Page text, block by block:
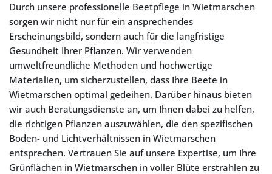
Durch unsere professionelle Beetpflege in Wietmarschen
sorgen wir nicht nur für ein ansprechendes
Erscheinungsbild, sondern auch für die langfristige
Gesundheit Ihrer Pflanzen. Wir verwenden
umweltfreundliche Methoden und hochwertige
Materialien, um sicherzustellen, dass Ihre Beete in
Wietmarschen optimal gedeihen. Darüber hinaus bieten
wir auch Beratungsdienste an, um Ihnen dabei zu helfen,
die richtigen Pflanzen auszuwählen, die den spezifischen
Boden- und Lichtverhältnissen in Wietmarschen
entsprechen. Vertrauen Sie auf unsere Expertise, um Ihre
Grünflächen in Wietmarschen in voller Blüte erstrahlen zu